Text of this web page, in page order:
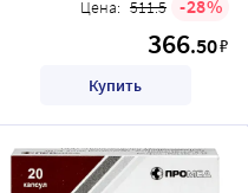
Цена: 511.5 28
366.50₽
Купить